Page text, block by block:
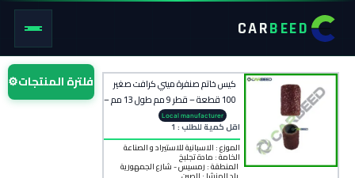
CARBEED
⚙فلترة المنتجات
كيس خاتم صنفرة ميني كرافت صغير
100 قطعة – قطر 9 مم طول 13 مم –
Mini Craft Small Sanding Ring
Local manufacturer
اقل كمية للطلب : 1
الموزع : الاسبانية للاستيراد و الصناعة
الخامة : مادة تجلبخ
المنطقة : رمسيس - شارع الجمهورية